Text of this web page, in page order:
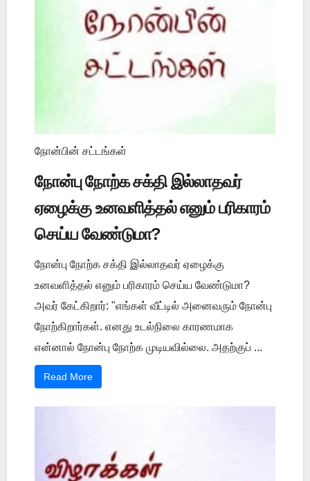
நோன்பின் சட்டங்கள்
நோன்பு நோற்க சக்தி இல்லாதவர்
ஏழைக்கு உனவளித்தல் எனும் பரிகாரம்
செய்ய வேண்டுமா?
நோன்பு நோற்க சக்தி இல்லாதவர் ஏழைக்கு
உனவளித்தல் எனும் பரிகாரம் செய்ய வேண்டுமா?
அவர் கேட்கிறார்: "எங்கள் வீட்டில் அனைவரும் நோன்பு
நோற்கிறார்கள். எனது உடல்நிலை காரணமாக
என்னால் நோன்பு நோற்க முடியவில்லை. அதற்குப் ...
Read More